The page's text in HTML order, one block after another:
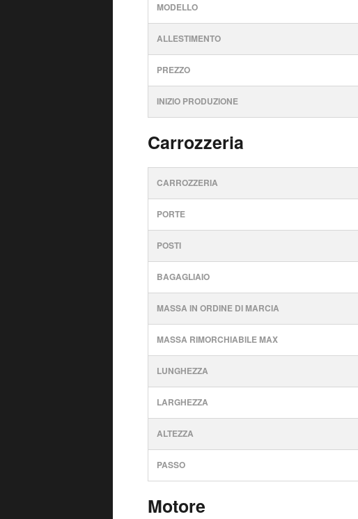
MODELLO
ALLESTIMENTO
PREZZO
INIZIO PRODUZIONE
Carrozzeria
CARROZZERIA
PORTE
POSTI
BAGAGLIAIO
MASSA IN ORDINE DI MARCIA
MASSA RIMORCHIABILE MAX
LUNGHEZZA
LARGHEZZA
ALTEZZA
PASSO
Motore